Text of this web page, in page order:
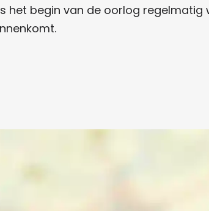
het begin van de oorlog